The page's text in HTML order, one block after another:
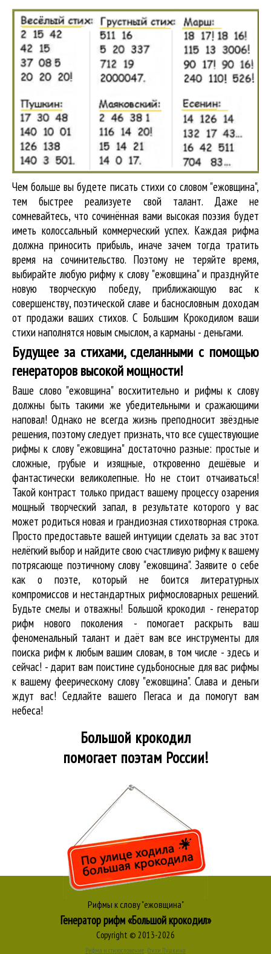
Чем больше вы будете писать стихи со словом "ежовщина",
тем быстрее реализуете свой талант. Даже не
сомневайтесь, что сочинённая вами высокая поэзия будет
иметь колоссальный коммерческий успех. Каждая рифма
должна приносить прибыль, иначе зачем тогда тратить
время на сочинительство. Поэтому не теряйте время,
выбирайте любую рифму к слову "ежовщина" и празднуйте
новую творческую победу, приближающую вас к
совершенству, поэтической славе и баснословным доходам
от продажи ваших стихов. С Большим Крокодилом ваши
стихи наполнятся новым смыслом, а карманы - деньгами.
Будущее за стихами, сделанными с помощью
генераторов высокой мощности!
Ваше слово "ежовщина" восхитительно и рифмы к слову
должны быть такими же убедительными и сражающими
наповал! Однако не всегда жизнь преподносит звёздные
решения, поэтому следует признать, что все существующие
рифмы к слову "ежовщина" достаточно разные: простые и
сложные, грубые и изящные, откровенно дешёвые и
фантастически великолепные. Но не стоит отчаиваться!
Такой контраст только придаст вашему процессу озарения
мощный творческий запал, в результате которого у вас
может родиться новая и грандиозная стихотворная строка.
Просто предоставьте вашей интуиции сделать за вас этот
нелёгкий выбор и найдите свою счастливую рифму к вашему
потрясающе поэтичному слову "ежовщина". Заявите о себе
как о поэте, который не боится литературных
компромиссов и нестандартных рифмословарных решений.
Будьте смелы и отважны! Большой крокодил - генератор
рифм нового поколения - помогает раскрыть ваш
феноменальный талант и даёт вам все инструменты для
поиска рифмк любым вашим словам, в том числе - здесь и
сейчас! - дарит вам поистине судьбоносные для вас рифмы
к вашему феерическому слову "ежовщина". Слава и деньги
ждут вас! Седлайте вашего Пегаса и да помогут вам
небеса!
Большой крокодил
помогает поэтам России!
Рифмы к слову "ежовщина"
Генератор рифм «Большой крокодил»
Copyright © 2013-2026
Рифма и стихосложение Стихи Пушкина